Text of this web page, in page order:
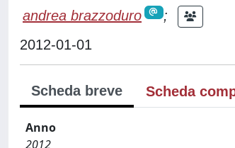
andrea brazzoduro
;
2012-01-01
Scheda breve Scheda
Anno
2012